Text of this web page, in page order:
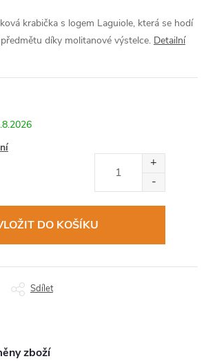
krabička s logem Laguiole, která se hodí
díky molitanové výstelce. Detailní
DO KOŠÍKU
Sdílet
zboží